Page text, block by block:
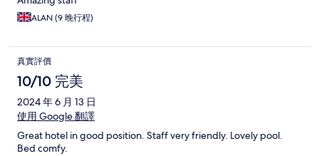
ALAN (9 晚行程)
真實評價
10/10 完美
2024 年 6 月 13 日
使用 Google 翻譯
Great hotel in good position. Staff very friendly. Lovely pool.
Bed comfy.